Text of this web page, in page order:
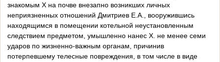
знакомым Х на почве внезапно возникших личных
неприязненных отношений Дмитриев Е.А., вооружившись
находящимся в помещении котельной неустановленным
следствием предметом, умышленно нанес Х. не менее семи
ударов по жизненно-важным органам, причинив
потерпевшему телесные повреждения, в том числе в виде